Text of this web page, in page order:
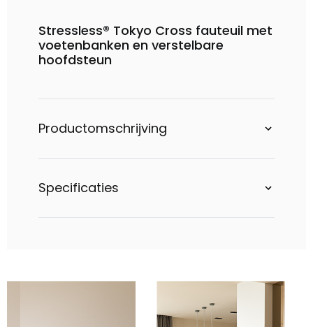
Stressless® Tokyo Cross fauteuil met
voetenbanken en verstelbare
hoofdsteun
Productomschrijving
Specificaties